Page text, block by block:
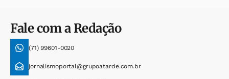
Fale com a Redação
(71) 99601-0020
jornalismoportal@grupoatarde.com.br